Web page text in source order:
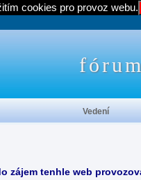
zájem tenhle web
Vedení
cookies pro provoz webu.